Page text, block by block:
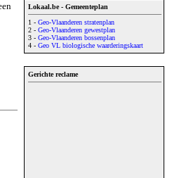
Lokaal.be - Gemeenteplan
1 - Geo-Vlaanderen stratenplan
2 - Geo-Vlaanderen gewestplan
3 - Geo-Vlaanderen bossenplan
4 - Geo VL biologische waarderingskaart
Gerichte reclame